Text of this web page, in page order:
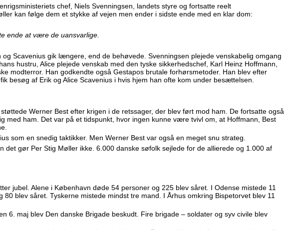
chef, Niels Svenningsen, landets styre og fortsatte reelt
kan følge dem et stykke af vejen men ender i sidste ende med en klar dom:
ende at være de uansvarlige.
og Scavenius gik længere, end de behøvede. Svenningsen plejede venskabelig omgang
hustru, Alice plejede venskab med den tyske sikkerhedschef, Karl Heinz Hoffmann,
modterror. Han godkendte også Gestapos brutale forhørsmetoder. Han blev efter
besøg af Erik og Alice Scavenius i hvis hjem han ofte kom under besættelsen.
Werner Best efter krigen i de retssager, der blev ført mod ham. De fortsatte også
med ham. Det var på et tidspunkt, hvor ingen kunne være tvivl om, at Hoffmann, Best
som en snedig taktikker. Men Werner Best var også en meget snu strateg.
det gør Per Stig Møller ikke. 6.000 danske søfolk sejlede for de allierede og 1.000 af
jubel. Alene i København døde 54 personer og 225 blev såret. I Odense mistede 11
80 blev såret. Tyskerne mistede mindst tre mand. I Århus omkring Bispetorvet blev 11
6. maj blev Den danske Brigade beskudt. Fire brigade – soldater og syv civile blev